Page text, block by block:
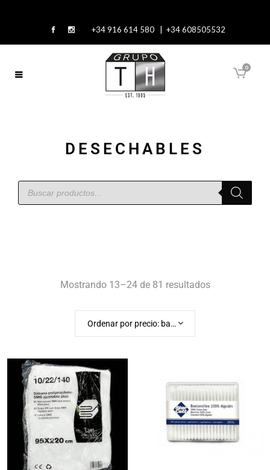
+34 916 614 580 | +34 608505532
0
DESECHABLES
Mostrando 13–24 de 81 resultados
Ordenar por precio: bajo a alto